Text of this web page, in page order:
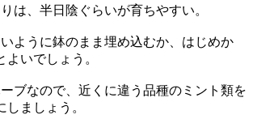
は、半日陰ぐらいが育ちやすい。
ように鉢のまま埋め込むか、はじめか
いでしょう。
ブなので、近くに違う品種のミント類を
ましょう。